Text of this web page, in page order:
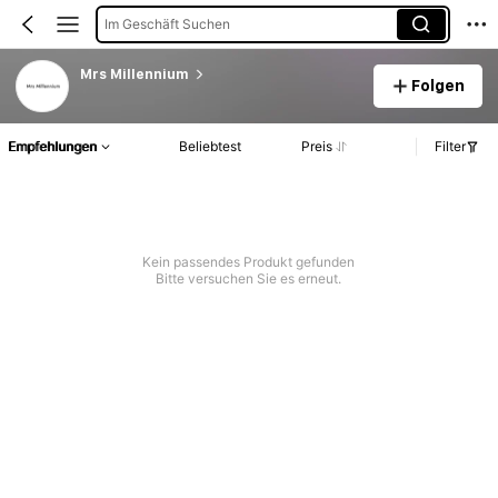
Im Geschäft Suchen
Mrs Millennium
Folgen
Empfehlungen Beliebtest Preis Filter
Kein passendes Produkt gefunden
Bitte versuchen Sie es erneut.